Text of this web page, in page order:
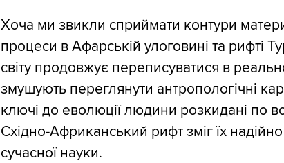
Хоча ми звикли сприймати контури
процеси в Афарській улоговині та рифті
світу продовжує переписуватися в
змушують переглянути антропологічні
ключі до еволюції людини розкидані по
Східно-Африканський рифт зміг їх
сучасної науки.